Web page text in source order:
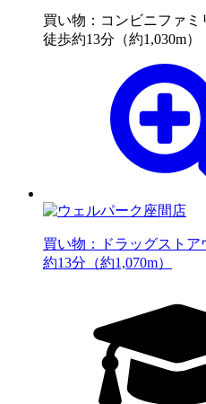
買い物：コンビニファミ
徒歩約13分（約1,030m）
買い物：ドラッグストア
約13分（約1,070m）